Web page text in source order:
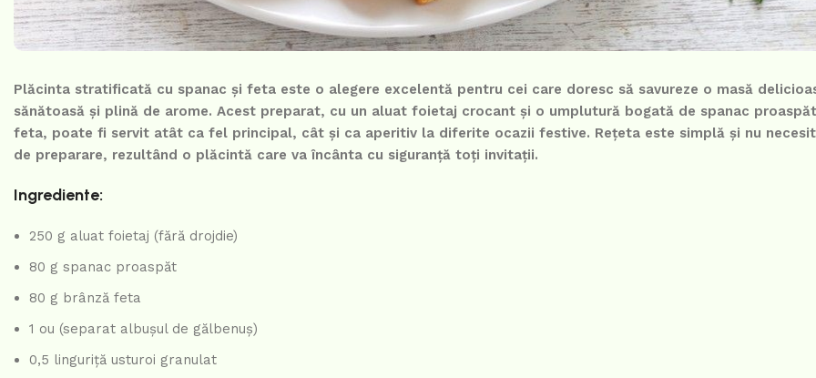
Plăcinta stratificată cu spanac și feta este o alegere excelentă pentru cei care doresc să savureze o masă
sănătoasă și plină de arome. Acest preparat, cu un aluat foietaj crocant și o umplutură bogată de spanac
feta, poate fi servit atât ca fel principal, cât și ca aperitiv la diferite ocazii festive. Rețeta este simplă și nu
de preparare, rezultând o plăcintă care va încânta cu siguranță toți invitații.
Ingrediente:
250 g aluat foietaj (fără drojdie)
80 g spanac proaspăt
80 g brânză feta
1 ou (separat albușul de gălbenuș)
0,5 linguriță usturoi granulat